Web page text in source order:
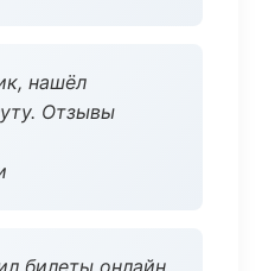
нашёл
Отзывы
билеты онлайн.